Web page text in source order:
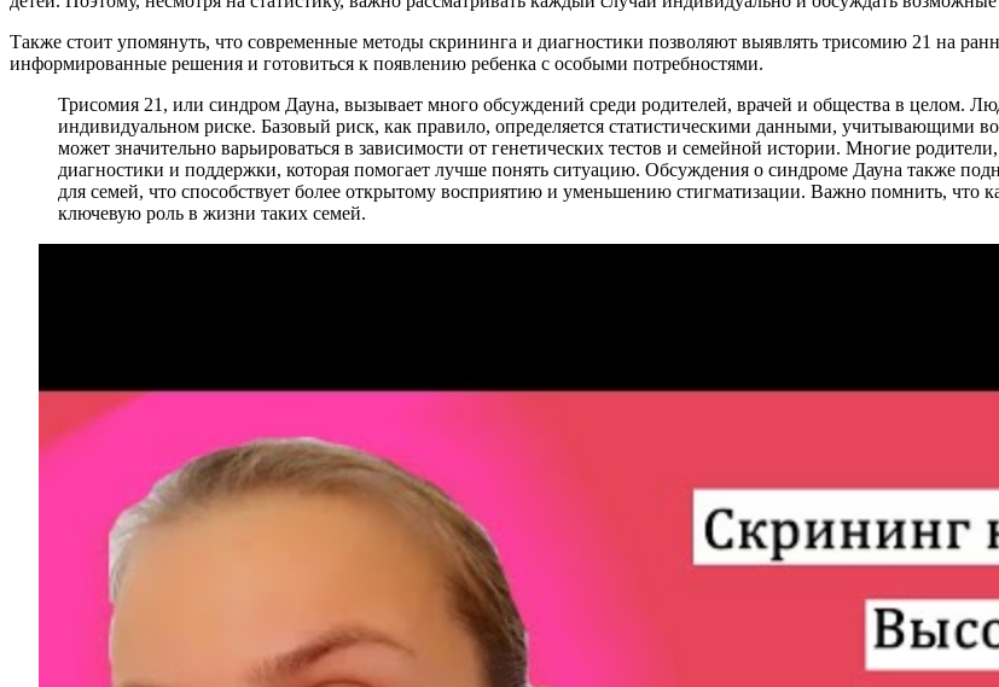
Также стоит упомянуть, что современные методы скрининга и диагностики позволяют выявлять трисомию 21 на
информированные решения и готовиться к появлению ребенка с особыми потребностями.
Трисомия 21, или синдром Дауна, вызывает много обсуждений среди родителей, врачей и общества в целом.
индивидуальном риске. Базовый риск, как правило, определяется статистическими данными, учитывающими
может значительно варьироваться в зависимости от генетических тестов и семейной истории. Многие
диагностики и поддержки, которая помогает лучше понять ситуацию. Обсуждения о синдроме Дауна также
для семей, что способствует более открытому восприятию и уменьшению стигматизации. Важно помнить, что
ключевую роль в жизни таких семей.